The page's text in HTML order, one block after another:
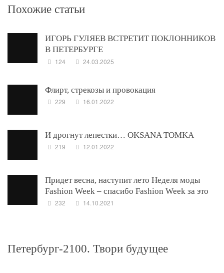
Похожие статьи
ИГОРЬ ГУЛЯЕВ ВСТРЕТИТ ПОКЛОННИКОВ
В ПЕТЕРБУРГЕ
124 24.03.2025
Флирт, стрекозы и провокация
229 16.01.2022
И дрогнут лепестки… OKSANA TOMKA
219 12.01.2022
Придет весна, наступит лето Неделя моды
Fashion Week – спасибо Fashion Week за это
232 14.10.2021
Петербург-2100. Твори будущее